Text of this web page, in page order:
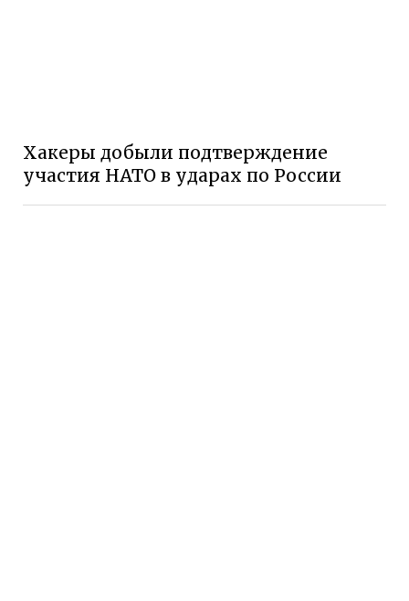
Хакеры добыли подтверждение
участия НАТО в ударах по России